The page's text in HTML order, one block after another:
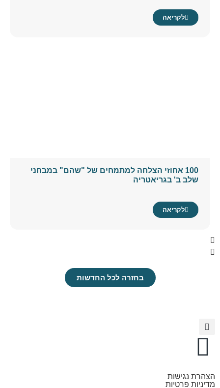
לקריאה
100 אחוזי הצלחה למתמחים של "שהם" במבחני
שלב ב' בגריאטריה
לקריאה
בחזרה לכל החדשות
הצהרת נגישות
מדיניות פרטיות